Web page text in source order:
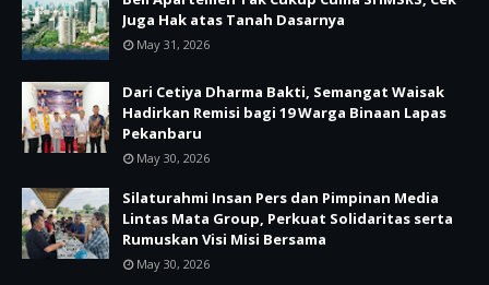
Juga Hak atas Tanah Dasarnya
May 31, 2026
Dari Cetiya Dharma Bakti, Semangat Waisak
Hadirkan Remisi bagi 19 Warga Binaan Lapas
Pekanbaru
May 30, 2026
Silaturahmi Insan Pers dan Pimpinan Media
Lintas Mata Group, Perkuat Solidaritas serta
Rumuskan Visi Misi Bersama
May 30, 2026